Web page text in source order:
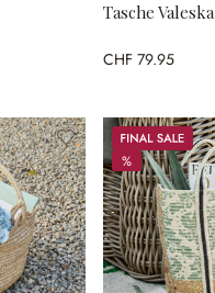
Tasche Valeska
CHF 79.95
Sale
%
%